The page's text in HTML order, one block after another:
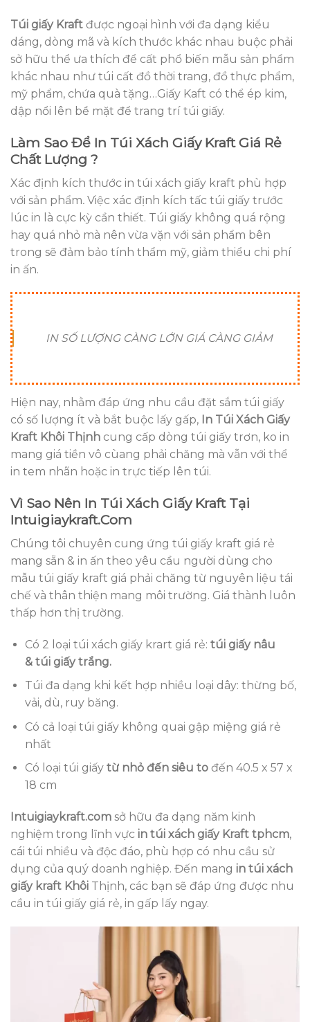
Túi giấy Kraft được ngoại hình với đa dạng kiểu
dáng, dòng mã và kích thước khác nhau buộc phải
sở hữu thể ưa thích để cất phổ biến mẫu sản phẩm
khác nhau như túi cất đồ thời trang, đồ thực phẩm,
mỹ phẩm, chứa quà tặng…Giấy Kaft có thể ép kim,
dập nổi lên bề mặt để trang trí túi giấy.
Làm Sao Để In Túi Xách Giấy Kraft Giá Rẻ
Chất Lượng ?
Xác định kích thước in túi xách giấy kraft phù hợp
với sản phẩm. Việc xác định kích tấc túi giấy trước
lúc in là cực kỳ cần thiết. Túi giấy không quá rộng
hay quá nhỏ mà nên vừa vặn với sản phẩm bên
trong sẽ đảm bảo tính thẩm mỹ, giảm thiểu chi phí
in ấn.
IN SỐ LƯỢNG CÀNG LỚN GIÁ CÀNG GIẢM
Hiện nay, nhằm đáp ứng nhu cầu đặt sắm túi giấy
có số lượng ít và bắt buộc lấy gấp, In Túi Xách Giấy
Kraft Khôi Thịnh cung cấp dòng túi giấy trơn, ko in
mang giá tiền vô cùang phải chăng mà vẫn với thể
in tem nhãn hoặc in trực tiếp lên túi.
Vì Sao Nên In Túi Xách Giấy Kraft Tại
Intuigiaykraft.com
Chúng tôi chuyên cung ứng túi giấy kraft giá rẻ
mang sẵn & in ấn theo yêu cầu người dùng cho
mẫu túi giấy kraft giá phải chăng từ nguyên liệu tái
chế và thân thiện mang môi trường. Giá thành luôn
thấp hơn thị trường.
Có 2 loại túi xách giấy krart giá rẻ: túi giấy nâu
& túi giấy trắng.
Túi đa dạng khi kết hợp nhiều loại dây: thừng bố,
vải, dù, ruy băng.
Có cả loại túi giấy không quai gập miệng giá rẻ
nhất
Có loại túi giấytừ nhỏ đến siêu to đến 40.5 x 57 x
18 cm
Intuigiaykraft.com sở hữu đa dạng năm kinh
nghiệm trong lĩnh vực in túi xách giấy Kraft tphcm,
cái túi nhiều và độc đáo, phù hợp có nhu cầu sử
dụng của quý doanh nghiệp. Đến mang in túi xách
giấy kraft Khôi Thịnh, các bạn sẽ đáp ứng được nhu
cầu in túi giấy giá rẻ, in gấp lấy ngay.